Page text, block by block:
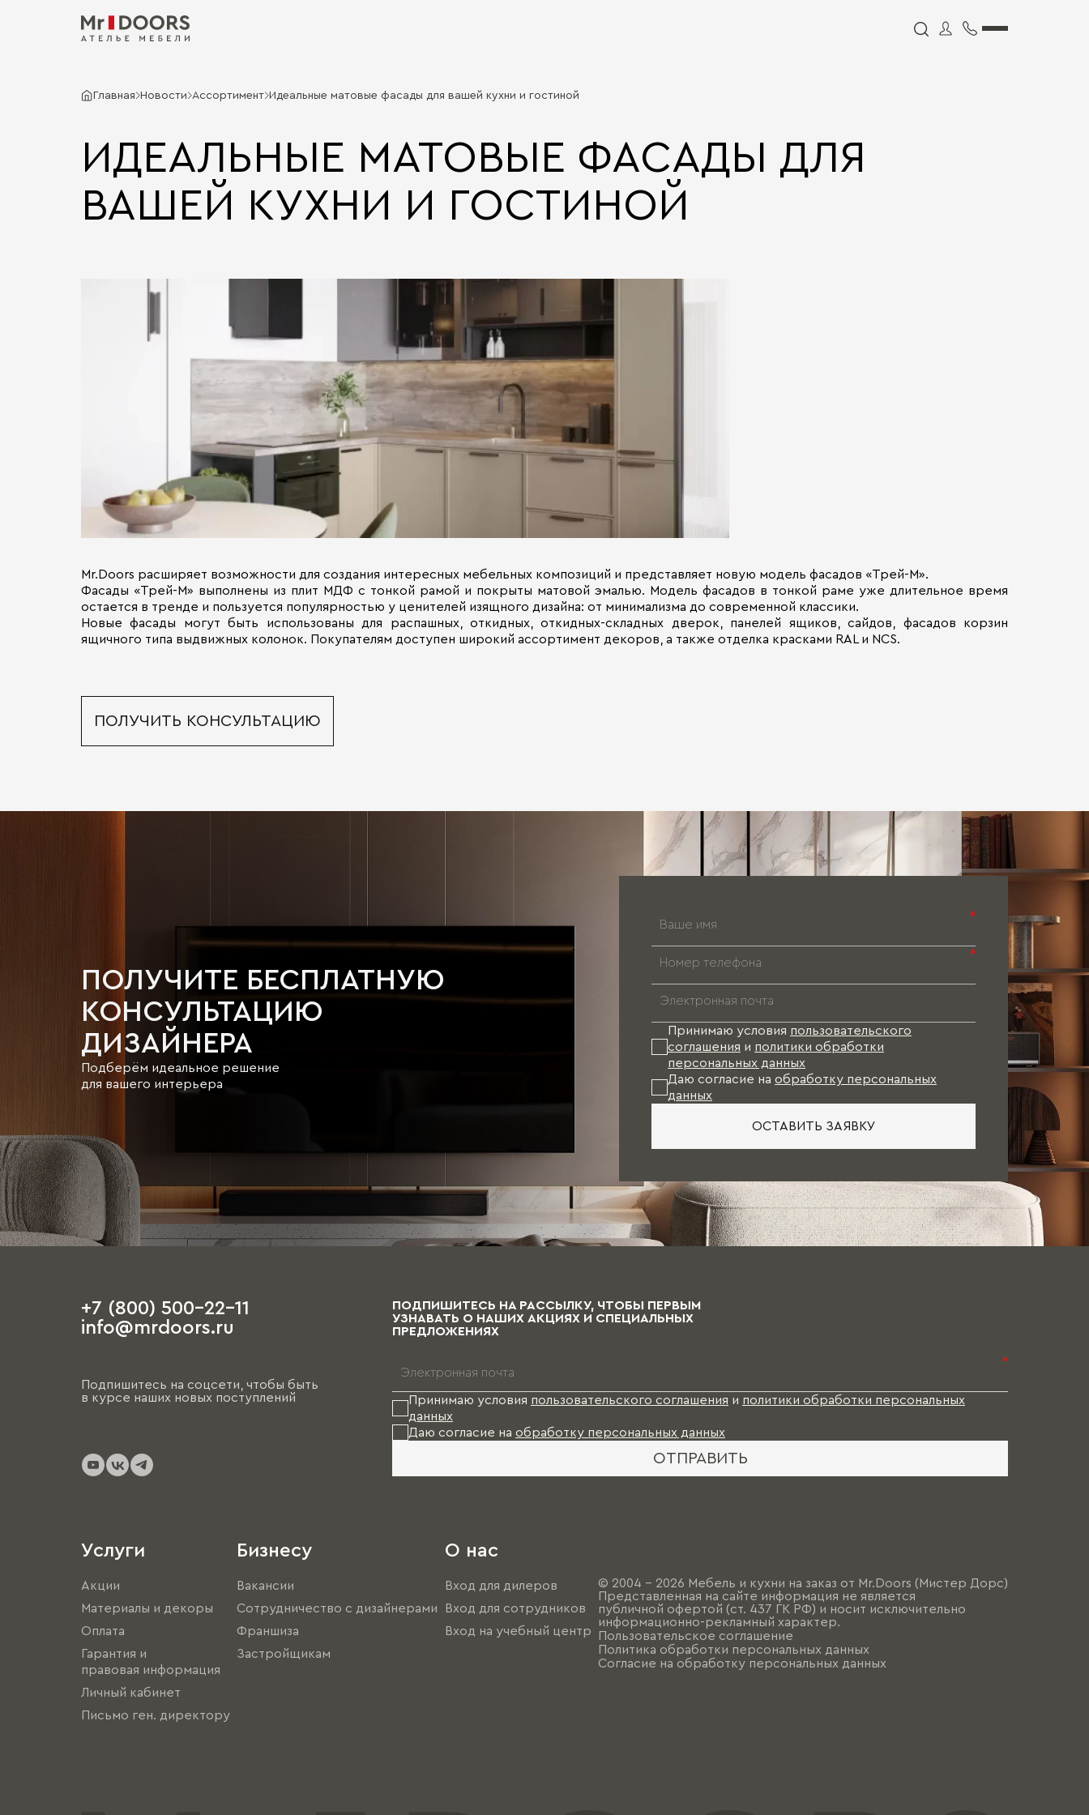
Главная Новости Ассортимент Идеальные матовые фасады для вашей кухни и гостиной
ИДЕАЛЬНЫЕ МАТОВЫЕ ФАСАДЫ ДЛЯ
ВАШЕЙ КУХНИ И ГОСТИНОЙ
Mr.Doors расширяет возможности для создания интересных мебельных композиций и представляет новую модель фасадов «Трей-М».
Фасады «Трей-М» выполнены из плит МДФ с тонкой рамой и покрыты матовой эмалью. Модель фасадов в тонкой раме уже длительное время
остается в тренде и пользуется популярностью у ценителей изящного дизайна: от минимализма до современной классики.
Новые фасады могут быть использованы для распашных, откидных, откидных-складных дверок, панелей ящиков, сайдов, фасадов корзин
ящичного типа выдвижных колонок. Покупателям доступен широкий ассортимент декоров, а также отделка красками RAL и NCS.
ПОЛУЧИТЬ КОНСУЛЬТАЦИЮ
ПОЛУЧИТЕ БЕСПЛАТНУЮ
КОНСУЛЬТАЦИЮ
ДИЗАЙНЕРА
Подберём идеальное решение
для вашего интерьера
*
*
Принимаю условия пользовательского
соглашения и политики обработки
персональных данных
Даю согласие на обработку персональных
данных
ОСТАВИТЬ ЗАЯВКУ
+7 (800) 500-22-11
info@mrdoors.ru
Подпишитесь на соцсети, чтобы быть
в курсе наших новых поступлений
ПОДПИШИТЕСЬ НА РАССЫЛКУ, ЧТОБЫ ПЕРВЫМ
УЗНАВАТЬ О НАШИХ АКЦИЯХ И СПЕЦИАЛЬНЫХ
ПРЕДЛОЖЕНИЯХ
*
Принимаю условия пользовательского соглашения и политики обработки персональных
данных
Даю согласие на обработку персональных данных
ОТПРАВИТЬ
Услуги
Акции
Материалы и декоры
Оплата
Гарантия и
правовая информация
Личный кабинет
Письмо ген. директору
Бизнесу
Вакансии
Сотрудничество с дизайнерами
Франшиза
Застройщикам
О нас
Вход для дилеров
Вход для сотрудников
Вход на учебный центр
© 2004 - 2026 Мебель и кухни на заказ от Mr.Doors (Мистер Дорс)
Представленная на сайте информация не является
публичной офертой (ст. 437 ГК РФ) и носит исключительно
информационно-рекламный характер.
Пользовательское соглашение
Политика обработки персональных данных
Согласие на обработку персональных данных